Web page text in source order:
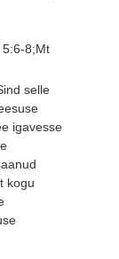
5:6-8;Mt
selle
igavesse
kogu